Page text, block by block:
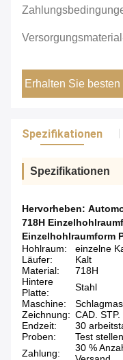
Erhalten Sie besten
Spezifikationen
Spezifikationen
Hervorheben:
718H
Einzelhohlraumform
Hohlraum:
einzelne
Läufer:
Kalt
Material:
718H
Hintere
Platte:
Stahl
Maschine:
Zeichnung: CAD. STP.
Endzeit:
30
Proben:
Test
Zahlung:
30 %